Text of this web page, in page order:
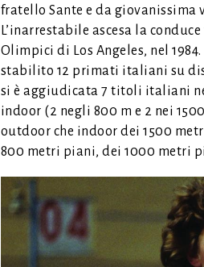
fratello Sante e da
L’inarrestabile ascesa la
Olimpici di Los Angeles, nel
stabilito 12 primati italiani su
si è aggiudicata 7 titoli italiani
indoor (2 negli 800 m e 2 nei
outdoor che indoor dei 1500
800 metri piani, dei 1000 metri